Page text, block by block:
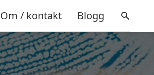
Om / kontakt Blogg